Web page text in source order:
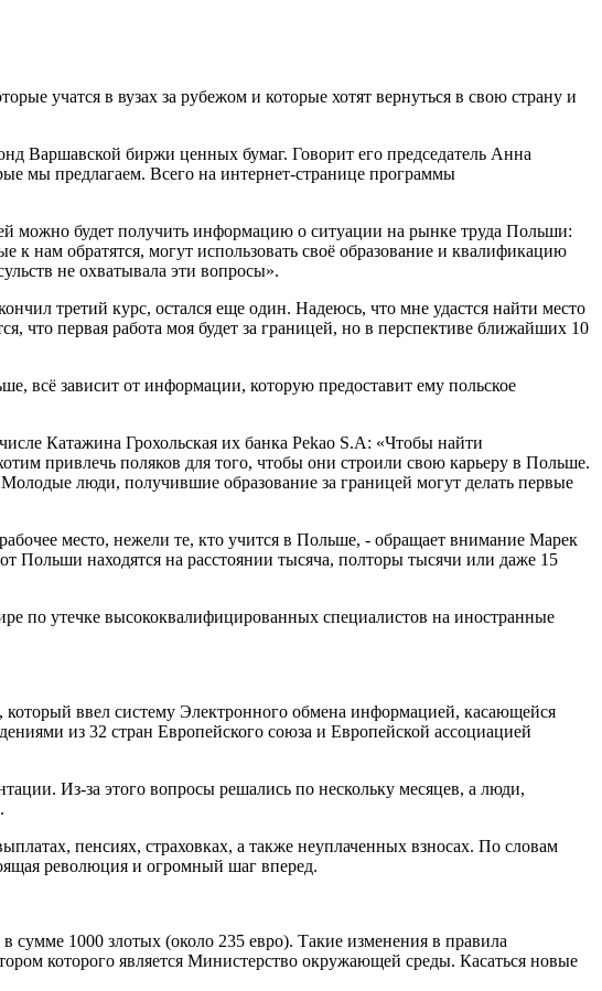
учатся в вузах за рубежом и которые хотят вернуться в свою страну и
Варшавской биржи ценных бумаг. Говорит его председатель Анна
мы предлагаем. Всего на интернет-странице программы
можно будет получить информацию о ситуации на рынке труда Польши:
нам обратятся, могут использовать своё образование и квалификацию
не охватывала эти вопросы».
третий курс, остался еще один. Надеюсь, что мне удастся найти место
что первая работа моя будет за границей, но в перспективе ближайших 10
всё зависит от информации, которую предоставит ему польское
Катажина Грохольская их банка Pekao S.A: «Чтобы найти
привлечь поляков для того, чтобы они строили свою карьеру в Польше.
люди, получившие образование за границей могут делать первые
место, нежели те, кто учится в Польше, - обращает внимание Марек
Польши находятся на расстоянии тысяча, полторы тысячи или даже 15
по утечке высококвалифицированных специалистов на иностранные
ввел систему Электронного обмена информацией, касающейся
из 32 стран Европейского союза и Европейской ассоциацией
Из-за этого вопросы решались по нескольку месяцев, а люди,
пенсиях, страховках, а также неуплаченных взносах. По словам
революция и огромный шаг вперед.
сумме 1000 злотых (около 235 евро). Такие изменения в правила
которого является Министерство окружающей среды. Касаться новые